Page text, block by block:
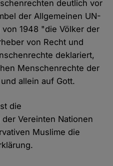
deutlich vor
der Allgemeinen UN-
1948 "die Völker der
von Recht und
deklariert,
Menschenrechte der
allein auf Gott.
die
Vereinten Nationen
Muslime die